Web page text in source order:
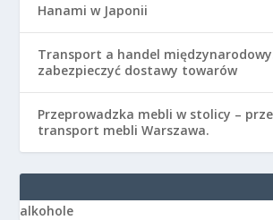
Hanami w Japonii
Transport a handel
zabezpieczyć dostawy towarów
Przeprowadzka mebli w stolicy –
transport mebli Warszawa.
alkohole